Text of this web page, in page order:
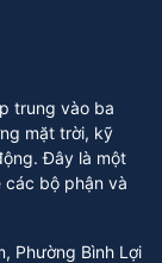
trung vào ba
mặt trời, kỹ
Đây là một
các bộ phận và
Phường Bình Lợi